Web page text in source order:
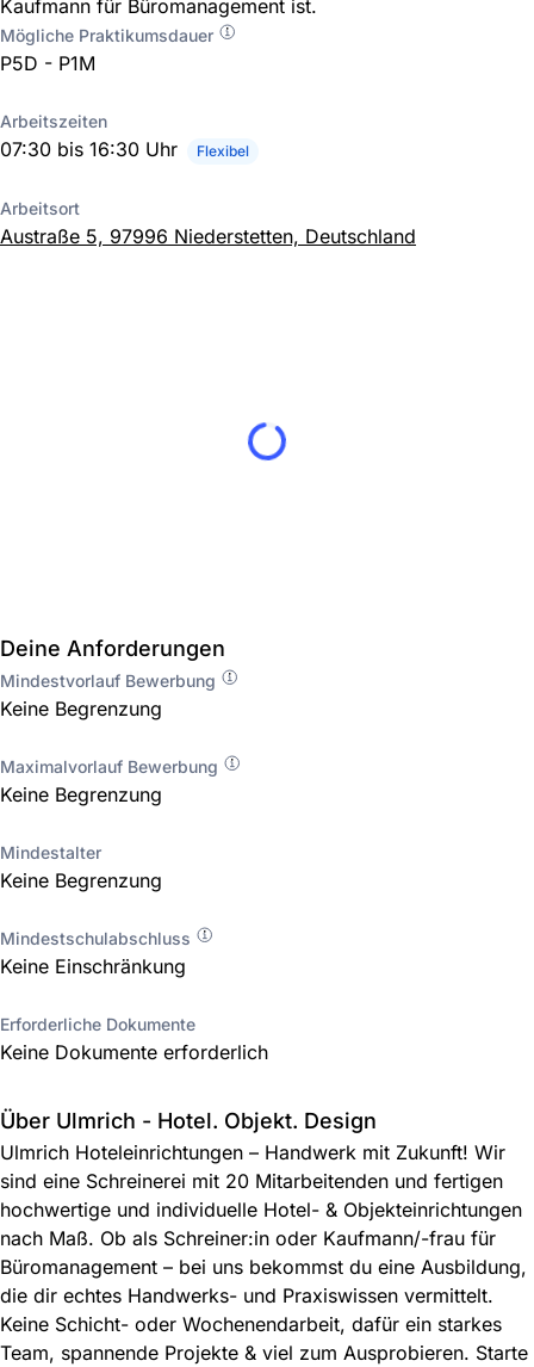
Kaufmann für Büromanagement ist.
Mögliche Praktikumsdauer
P5D - P1M
Arbeitszeiten
07:30 bis 16:30 Uhr Flexibel
Arbeitsort
Austraße 5, 97996 Niederstetten, Deutschland
Deine Anforderungen
Mindestvorlauf Bewerbung
Keine Begrenzung
Maximalvorlauf Bewerbung
Keine Begrenzung
Mindestalter
Keine Begrenzung
Mindestschulabschluss
Keine Einschränkung
Erforderliche Dokumente
Keine Dokumente erforderlich
Über Ulmrich - Hotel. Objekt. Design
Ulmrich Hoteleinrichtungen – Handwerk mit Zukunft! Wir
sind eine Schreinerei mit 20 Mitarbeitenden und fertigen
hochwertige und individuelle Hotel- & Objekteinrichtungen
nach Maß. Ob als Schreiner:in oder Kaufmann/-frau für
Büromanagement – bei uns bekommst du eine Ausbildung,
die dir echtes Handwerks- und Praxiswissen vermittelt.
Keine Schicht- oder Wochenendarbeit, dafür ein starkes
Team, spannende Projekte & viel zum Ausprobieren. Starte